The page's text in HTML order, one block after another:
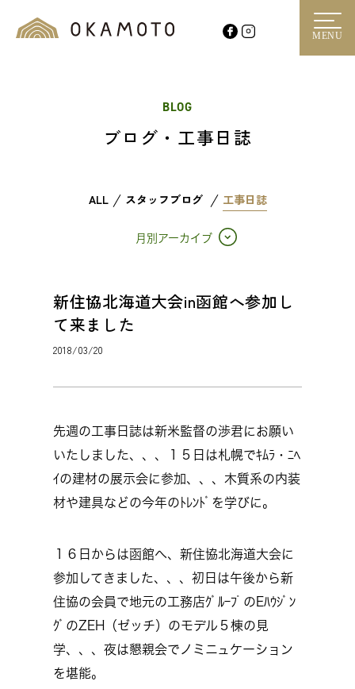
MENU
BLOG
ブログ・工事日誌
ALL スタッフブログ 工事日誌
月別アーカイブ
新住協北海道大会in函館へ参加し
て来ました
2018/03/20
先週の工事日誌は新米監督の渉君にお願い
いたしました、、、１５日は札幌でｷﾑﾗ・ﾆﾍ
ｲの建材の展示会に参加、、、木質系の内装
材や建具などの今年のﾄﾚﾝﾄﾞを学びに。
１６日からは函館へ、新住協北海道大会に
参加してきました、、、初日は午後から新
住協の会員で地元の工務店ｸﾞﾙｰﾌﾟのEﾊｳｼﾞﾝ
ｸﾞのZEH（ゼッチ）のモデル５棟の見
学、、、夜は懇親会でノミニュケーション
を堪能。